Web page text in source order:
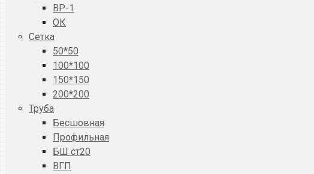
ВР-1
ОК
Сетка
50*50
100*100
150*150
200*200
Труба
Бесшовная
Профильная
БШ ст20
ВГП